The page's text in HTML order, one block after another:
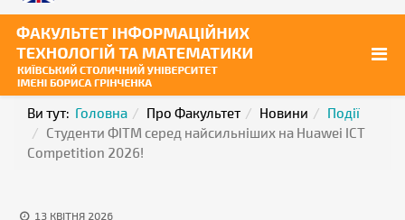
Ви тут: Головна Про Факультет Новини
Події
Студенти ФІТМ серед найсильніших на Huawei ICT
Competition 2026!
13 КВІТНЯ 2026